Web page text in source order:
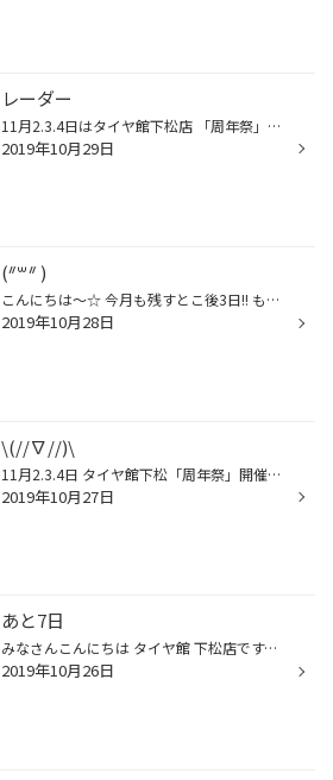
レーダー
11月2.3.4日はタイヤ館下松店 「周年祭」開催！！ どぉも^ ^ いつもの僕デス♪ 最近ですが…お客様のお車にレーダーを取付けました\(//∇//)\ そーです。 ちまたで…騒がれている… レーザータイプ！！ まだ山口県には導入されてはないみたいですが… レーダーはあったら便利だと思います^ ^
2019年10月29日
(ᐥ꒳ᐥ )
こんにちは〜☆ 今月も残すとこ後3日!! もぉ11月ですよーε: )≡ε: ) 1年が早い(. ´□`) 若い時は早く歳をとりたい。。 歳をとると歳をとるのが嫌ーーっとなっちゃいます( ；꒳​； ) なんとわがまま。。笑 よし!!今を全力で楽しもーーーー!!(ง ˙˘˙ )ว と、ゆーことで11月2.3.4日の下松店 「大感謝祭」ま...
2019年10月28日
\(//∇//)\
11月2.3.4日 タイヤ館下松「周年祭」開催決定^ ^ どぉも^ ^ いつもの僕デス♪ 先日のお休みの時に…どーしてもラーメンが食べたい衝動が発動し…昔からお世話になってる「太陽ラーメン」さんに^ ^ 2年ぶりくらいかな？？ 久々に行ったんですけど…やっぱり美味でした^ ^ たまには…あれ食べたい衝動もえ...
2019年10月27日
あと7日
みなさんこんにちは タイヤ館 下松店です。 7日後の11月2日から 毎年恒例の 大感謝祭を開催します！ 只今 スタッフみんなでイベントが盛り上がるように 準備しています。 御購入特典も お子様ゲームも 企画していますので ご家族連れの方遊びに来てくださいね！ もちろん 1人で来店も大歓迎です！ ...
2019年10月26日